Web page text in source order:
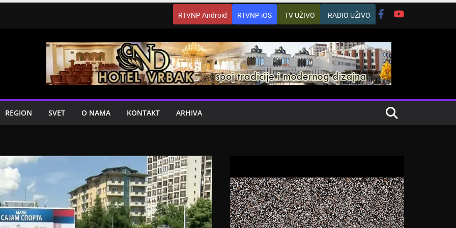
RTVNP Android RTVNP iOS TV UŽIVO RADIO UŽIVO
REGION SVET O NAMA KONTAKT ARHIVA